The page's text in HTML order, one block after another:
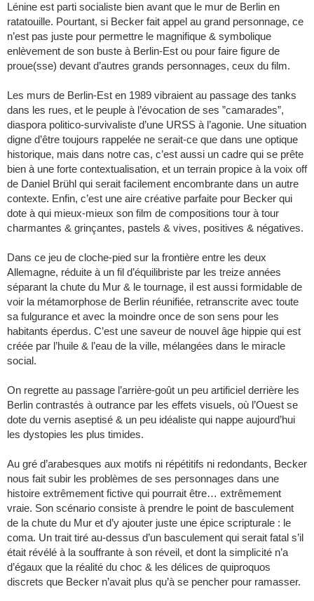
Lénine est parti socialiste bien avant que le mur de Berlin en
ratatouille. Pourtant, si Becker fait appel au grand personnage, ce
n’est pas juste pour permettre le magnifique & symbolique
enlèvement de son buste à Berlin-Est ou pour faire figure de
proue(sse) devant d’autres grands personnages, ceux du film.
Les murs de Berlin-Est en 1989 vibraient au passage des tanks
dans les rues, et le peuple à l’évocation de ses ”camarades”,
diaspora politico-survivaliste d’une URSS à l’agonie. Une situation
digne d’être toujours rappelée ne serait-ce que dans une optique
historique, mais dans notre cas, c’est aussi un cadre qui se prête
bien à une forte contextualisation, et un terrain propice à la voix off
de Daniel Brühl qui serait facilement encombrante dans un autre
contexte. Enfin, c’est une aire créative parfaite pour Becker qui
dote à qui mieux-mieux son film de compositions tour à tour
charmantes & grinçantes, pastels & vives, positives & négatives.
Dans ce jeu de cloche-pied sur la frontière entre les deux
Allemagne, réduite à un fil d’équilibriste par les treize années
séparant la chute du Mur & le tournage, il est aussi formidable de
voir la métamorphose de Berlin réunifiée, retranscrite avec toute
sa fulgurance et avec la moindre once de son sens pour les
habitants éperdus. C’est une saveur de nouvel âge hippie qui est
créée par l’huile & l’eau de la ville, mélangées dans le miracle
social.
On regrette au passage l’arrière-goût un peu artificiel derrière les
Berlin contrastés à outrance par les effets visuels, où l’Ouest se
dote du vernis aseptisé & un peu idéaliste qui nappe aujourd’hui
les dystopies les plus timides.
Au gré d’arabesques aux motifs ni répétitifs ni redondants, Becker
nous fait subir les problèmes de ses personnages dans une
histoire extrêmement fictive qui pourrait être… extrêmement
vraie. Son scénario consiste à prendre le point de basculement
de la chute du Mur et d’y ajouter juste une épice scripturale : le
coma. Un trait tiré au-dessus d’un basculement qui serait fatal s’il
était révélé à la souffrante à son réveil, et dont la simplicité n’a
d’égaux que la réalité du choc & les délices de quiproquos
discrets que Becker n’avait plus qu’à se pencher pour ramasser.